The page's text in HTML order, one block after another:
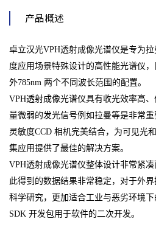
产品概述
卓立汉光VPH透射成像光谱仪是专为
度应用场景特殊设计的高性能光谱仪
外785nm 两个不同波长范围的配置。
VPH透射成像光谱仪具有收光效率高
量微弱的发光信号例如拉曼等是非常
灵敏度CCD 相机完美结合，为可见光
集应用提供了最佳的解决方案。
VPH透射成像光谱仪整体设计非常紧
此得到的数据结果非常稳定，对于外
科学研究，更加适合工业与恶劣环境
SDK 开发包用于软件的二次开发。